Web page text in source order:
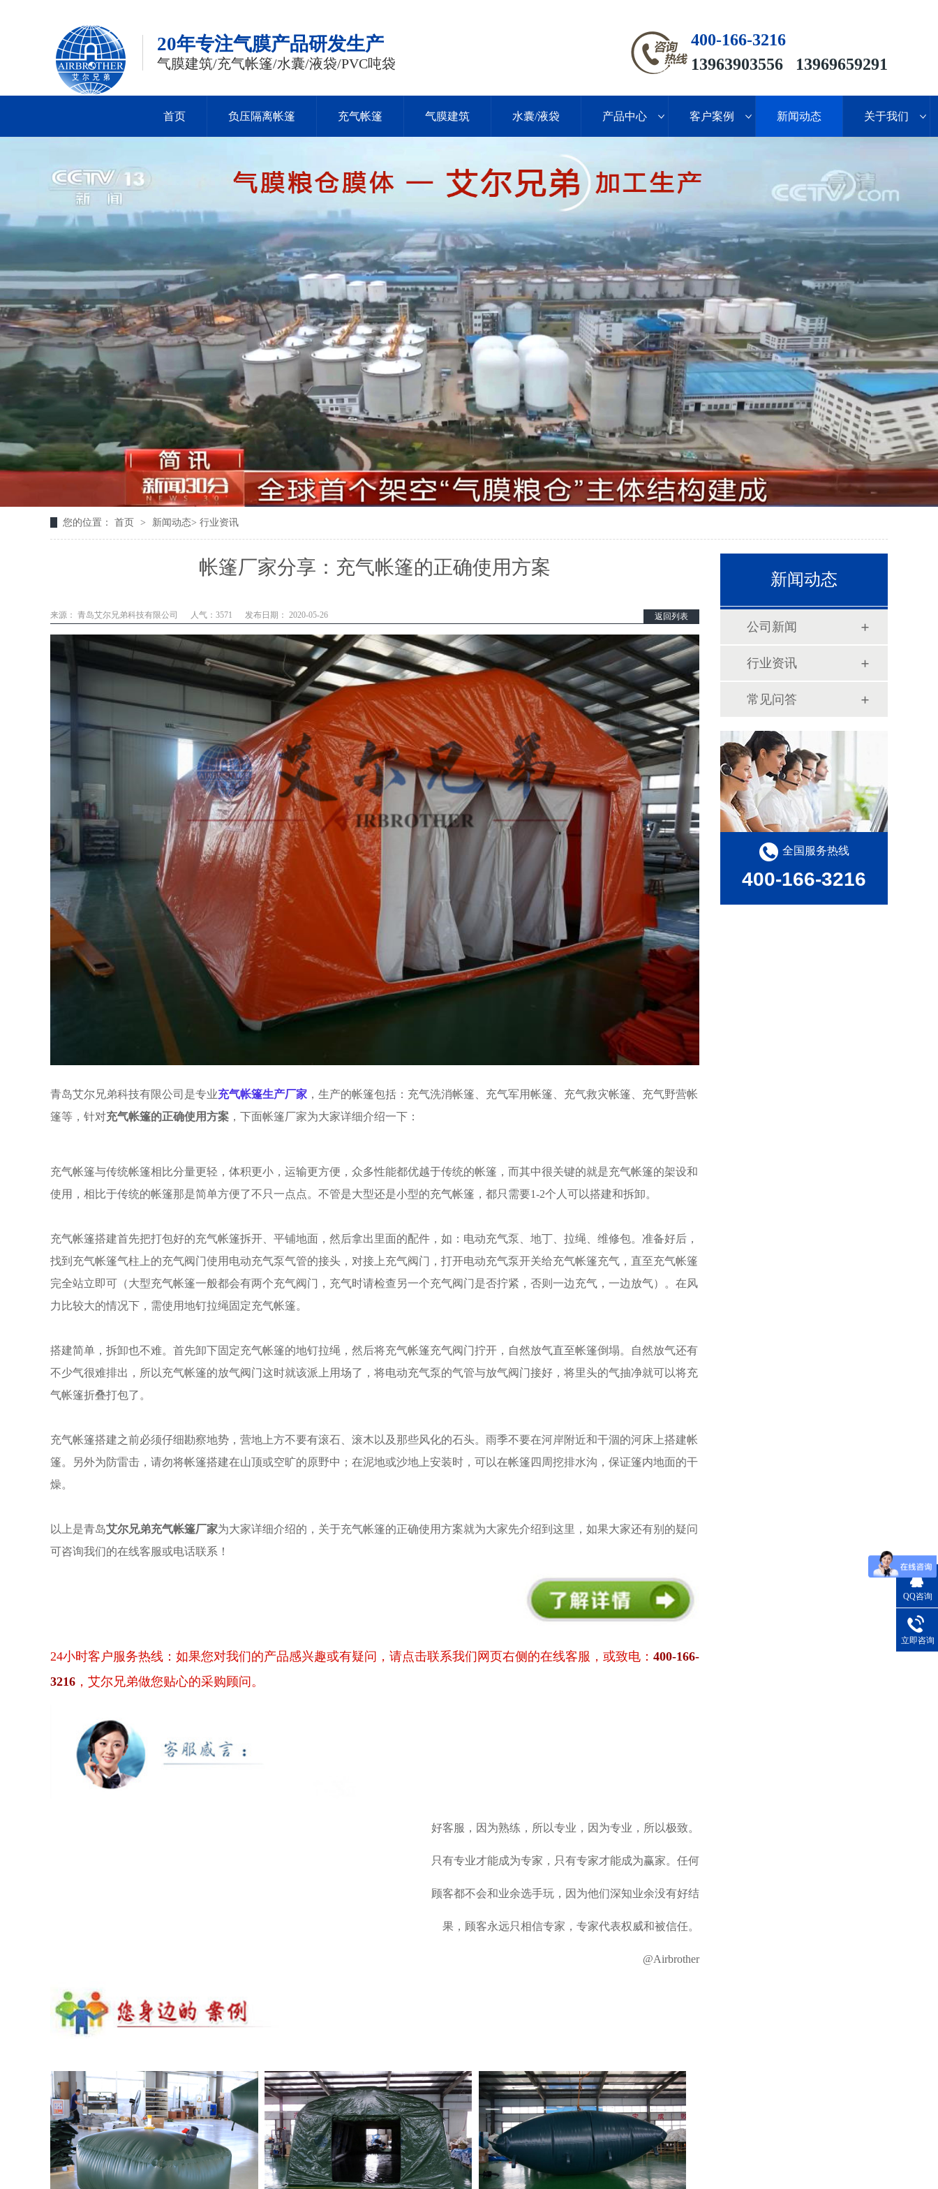
20年专注气膜产品研发生产
气膜建筑/充气帐篷/水囊/液袋/PVC吨袋
400-166-3216
13963903556 13969659291
首页 负压隔离帐篷 充气帐篷 气膜建筑 水囊/液袋 产品中心 客户案例 新闻动态 关于我们
您的位置： 首页 > 新闻动态> 行业资讯
帐篷厂家分享：充气帐篷的正确使用方案
返回列表
来源： 青岛艾尔兄弟科技有限公司 人气：3571 发布日期： 2020-05-26
青岛艾尔兄弟科技有限公司是专业充气帐篷生产厂家 ，生产的帐篷包括：充气洗消帐篷、充气军用帐篷、充气救灾帐篷、充气野营帐
篷等，针对充气帐篷的正确使用方案 ，下面帐篷厂家为大家详细介绍一下：
充气帐篷与传统帐篷相比分量更轻，体积更小，运输更方便，众多性能都优越于传统的帐篷，而其中很关键的就是充气帐篷的架设和
使用，相比于传统的帐篷那是简单方便了不只一点点。不管是大型还是小型的充气帐篷，都只需要1-2个人可以搭建和拆卸。
充气帐篷搭建首先把打包好的充气帐篷拆开、平铺地面，然后拿出里面的配件，如：电动充气泵、地丁、拉绳、维修包。准备好后，
找到充气帐篷气柱上的充气阀门使用电动充气泵气管的接头，对接上充气阀门，打开电动充气泵开关给充气帐篷充气，直至充气帐篷
完全站立即可（大型充气帐篷一般都会有两个充气阀门，充气时请检查另一个充气阀门是否拧紧，否则一边充气，一边放气）。在风
力比较大的情况下，需使用地钉拉绳固定充气帐篷。
搭建简单，拆卸也不难。首先卸下固定充气帐篷的地钉拉绳，然后将充气帐篷充气阀门拧开，自然放气直至帐篷倒塌。自然放气还有
不少气很难排出，所以充气帐篷的放气阀门这时就该派上用场了，将电动充气泵的气管与放气阀门接好，将里头的气抽净就可以将充
气帐篷折叠打包了。
充气帐篷搭建之前必须仔细勘察地势，营地上方不要有滚石、滚木以及那些风化的石头。雨季不要在河岸附近和干涸的河床上搭建帐
篷。另外为防雷击，请勿将帐篷搭建在山顶或空旷的原野中；在泥地或沙地上安装时，可以在帐篷四周挖排水沟，保证篷内地面的干
燥。
以上是青岛艾尔兄弟充气帐篷厂家为大家详细介绍的，关于充气帐篷的正确使用方案就为大家先介绍到这里，如果大家还有别的疑问
可咨询我们的在线客服或电话联系！
24小时客户服务热线：如果您对我们的产品感兴趣或有疑问，请点击联系我们网页右侧的在线客服，或致电： 400-166-
3216 ，艾尔兄弟做您贴心的采购顾问。
好客服，因为熟练，所以专业，因为专业，所以极致。
只有专业才能成为专家，只有专家才能成为赢家。任何
顾客都不会和业余选手玩，因为他们深知业余没有好结
果，顾客永远只相信专家，专家代表权威和被信任。
@Airbrother
新闻动态
公司新闻
行业资讯
常见问答
全国服务热线
400-166-3216
QQ咨询
立即咨询